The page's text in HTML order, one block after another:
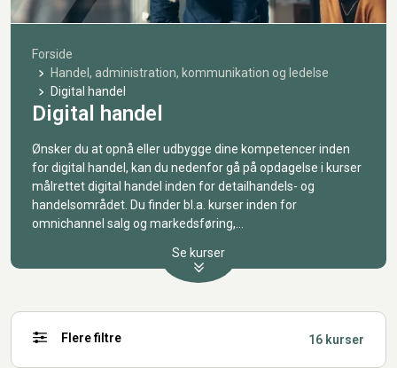
Forside
Handel, administration, kommunikation og ledelse
Digital handel
Digital handel
Ønsker du at opnå eller udbygge dine kompetencer inden
for digital handel, kan du nedenfor gå på opdagelse i kurser
målrettet digital handel inden for detailhandels- og
handelsområdet. Du finder bl.a. kurser inden for
omnichannel salg og markedsføring,
grundlæggende digital forretningsforståelse.
Er du i tvivl om kursernes konkrete indhold eller mangler du
eller kompetence, som du ønsker at opnå, kan du kontakte
kursusudbyderen for mere information.
Se kurser
Flere filtre 16 kurser